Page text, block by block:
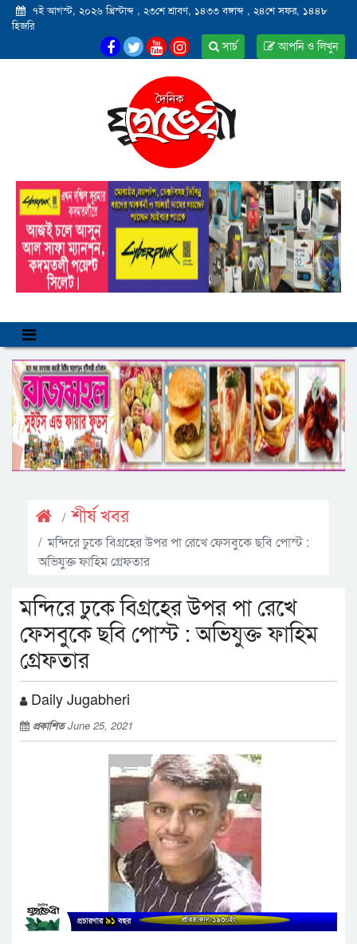
৭ই আগস্ট, ২০২৬ খ্রিস্টাব্দ , ২৩শে শ্রাবণ, ১৪৩৩ বঙ্গাব্দ , ২৪শে সফর, ১৪৪৮
হিজরি
আপনি ও লিখুন
সার্চ
শীর্ষ খবর
মন্দিরে ঢুকে বিগ্রহের উপর পা রেখে ফেসবুকে ছবি পোস্ট :
অভিযুক্ত ফাহিম গ্রেফতার
মন্দিরে ঢুকে বিগ্রহের উপর পা রেখে
ফেসবুকে ছবি পোস্ট : অভিযুক্ত ফাহিম
গ্রেফতার
Daily Jugabheri
প্রকাশিতJune 25, 2021